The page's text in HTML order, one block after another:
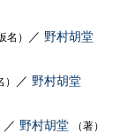
名） ／ 野村胡堂
／ 野村胡堂
／ 野村胡堂 （著）